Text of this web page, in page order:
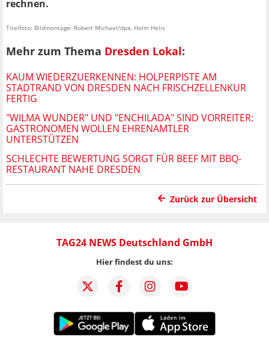
rechnen.
Titelfoto: Bildmontage: Robert Michael/dpa, Holm Helis
Mehr zum Thema Dresden Lokal:
KAUM WIEDERZUERKENNEN: HOLPERPISTE AM
STADTRAND VON DRESDEN NACH FRISCHZELLENKUR
FERTIG
"WILMA WUNDER" UND "ENCHILADA" SIND VORREITER:
GASTRONOMEN WOLLEN EHRENAMTLER
UNTERSTÜTZEN
SCHLECHTE BEWERTUNG SORGT FÜR BEEF MIT BBQ-
RESTAURANT NAHE DRESDEN
Zurück zur Übersicht
TAG24 NEWS Deutschland GmbH
Hier findest du uns: